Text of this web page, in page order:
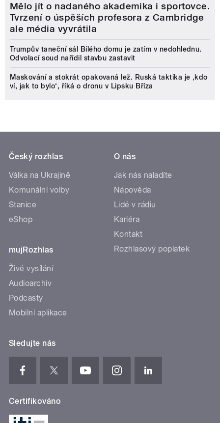
Mělo jít o nadaného akademika i sportovce.
Tvrzení o úspěších profesora z Cambridge
ale média vyvrátila
Trumpův taneční sál Bílého domu je zatím v nedohlednu.
Odvolací soud nařídil stavbu zastavit
Maskování a stokrát opakovaná lež. Ruská taktika je ‚kdo
ví, jak to bylo‘, říká o dronu v Lipsku Bříza
Český rozhlas
Válka na Ukrajině
Komunální volby
Stanice
eShop
mujRozhlas
Živé vysílání
Audioarchiv
Podcasty
Mobilní aplikace
O nás
Jak nás naladíte
Nápověda
Lidé v rádiu
Kariéra
Kontakt
Rozhlasový poplatek
Sledujte nás
Certifikováno